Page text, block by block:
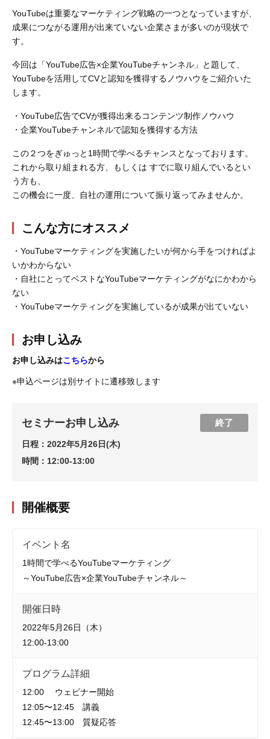
YouTubeは重要なマーケティング戦略の一つとなっていますが、
成果につながる運用が出来ていない企業さまが多いのが現状で
す。
今回は「YouTube広告×企業YouTubeチャンネル」と題して、
YouTubeを活用してCVと認知を獲得するノウハウをご紹介いた
します。
・YouTube広告でCVが獲得出来るコンテンツ制作ノウハウ
・企業YouTubeチャンネルで認知を獲得する方法
この２つをぎゅっと1時間で学べるチャンスとなっております。
これから取り組まれる方、もしくは すでに取り組んでいるとい
う方も、
この機会に一度、自社の運用について振り返ってみませんか。
こんな方にオススメ
・YouTubeマーケティングを実施したいが何から手をつければよ
いかわからない
・自社にとってベストなYouTubeマーケティングがなにかわから
ない
・YouTubeマーケティングを実施しているが成果が出ていない
お申し込み
お申し込みはこちらから
※申込ページは別サイトに遷移致します
セミナーお申し込み 終了
日程： 2022年5月26日(木)
時間： 12:00-13:00
開催概要
イベント名
1時間で学べるYouTubeマーケティング
～YouTube広告×企業YouTubeチャンネル～
開催日時
2022年5月26日（木）
12:00-13:00
プログラム詳細
12:00 ウェビナー開始
12:05〜12:45 講義
12:45〜13:00 質疑応答